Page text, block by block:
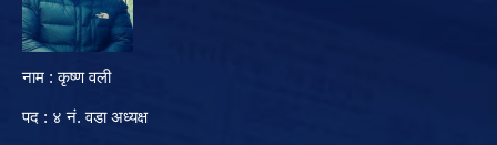
नाम : कृष्ण वली
पद : ४ नं. वडा अध्यक्ष